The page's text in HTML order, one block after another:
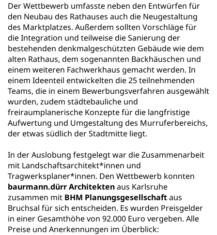
Der Wettbewerb umfasste neben den Entwürfen für
den Neubau des Rathauses auch die Neugestaltung
des Marktplatzes. Außerdem sollten Vorschläge für
die Integration und teilweise die Sanierung der
bestehenden denkmalgeschützten Gebäude wie dem
alten Rathaus, dem sogenannten Backhäuschen und
einem weiteren Fachwerkhaus gemacht werden. In
einem Ideenteil entwickelten die 25 teilnehmenden
Teams, die in einem Bewerbungsverfahren ausgewählt
wurden, zudem städtebauliche und
freiraumplanerische Konzepte für die langfristige
Aufwertung und Umgestaltung des Murruferbereichs,
der etwas südlich der Stadtmitte liegt.
In der Auslobung festgelegt war die Zusammenarbeit
mit Landschaftsarchitekt*innen und
Tragwerksplaner*innen. Den Wettbewerb konnten
baurmann.dürr Architektenaus Karlsruhe
zusammen mit BHM Planungsgesellschaftaus
Bruchsal für sich entscheiden. Es wurden Preisgelder
in einer Gesamthöhe von 92.000 Euro vergeben. Alle
Preise und Anerkennungen im Überblick: